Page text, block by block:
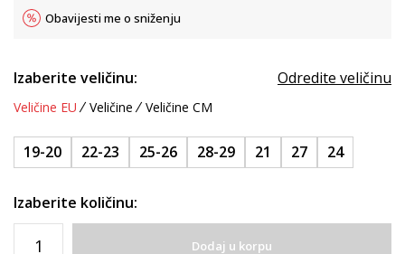
Obavijesti me o sniženju
Izaberite veličinu: Odredite veličinu
Veličine EU Veličine Veličine CM
19-20 22-23 25-26 28-29 21 27 24
Izaberite količinu:
Dodaj u korpu